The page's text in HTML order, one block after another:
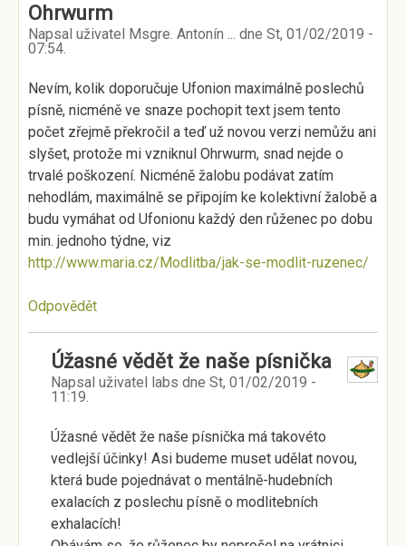
Ohrwurm
Napsal uživatel Msgre. Antonín ... dne St, 01/02/2019 -
07:54.
Nevím, kolik doporučuje Ufonion maximálně poslechů
písně, nicméně ve snaze pochopit text jsem tento
počet zřejmě překročil a teď už novou verzi nemůžu ani
slyšet, protože mi vzniknul Ohrwurm, snad nejde o
trvalé poškození. Nicméně žalobu podávat zatím
nehodlám, maximálně se připojím ke kolektivní žalobě a
budu vymáhat od Ufonionu každý den růženec po dobu
min. jednoho týdne, viz
http://www.maria.cz/Modlitba/jak-se-modlit-ruzenec/
Odpovědět
Úžasné vědět že naše písnička
Napsal uživatel labs dne St, 01/02/2019 -
11:19.
Úžasné vědět že naše písnička má takovéto
vedlejší účinky! Asi budeme muset udělat novou,
která bude pojednávat o mentálně-hudebních
exalacích z poslechu písně o modlitebních
exhalacích!